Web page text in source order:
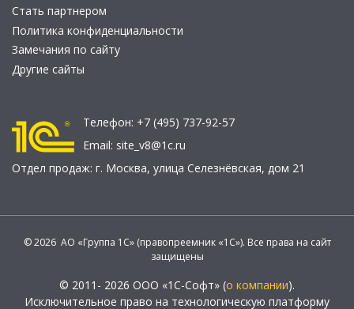
Стать партнером
Политика конфиденциальности
Замечания по сайту
Другие сайты
Телефон: +7 (495) 737-92-57
Email: site_v8@1c.ru
Отдел продаж: г. Москва, улица Селезнёвская, дом 21
© 2026 АО «Группа 1С» (правопреемник «1С»). Все права на сайт
защищены
© 2011- 2026 ООО «1С-Софт» (о компании).
Исключительное право на технологическую платформу